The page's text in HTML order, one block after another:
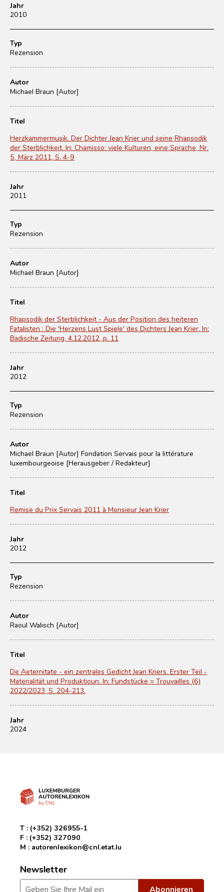
Jahr
2010
Typ
Rezension
Autor
Michael Braun [Autor]
Titel
Herzkammermusik. Der Dichter Jean Krier und seine Rhapsodik
der Sterblichkeit. In: Chamisso: viele Kulturen, eine Sprache, Nr.
5, März 2011, S. 4-9
Jahr
2011
Typ
Rezension
Autor
Michael Braun [Autor]
Titel
Rhapsodik der Sterblichkeit - Aus der Position des heiteren
Fatalisten : Die 'Herzens Lust Spiele' des Dichters Jean Krier. In:
Badische Zeitung, 4.12.2012, p. 11
Jahr
2012
Typ
Rezension
Autor
Michael Braun [Autor] Fondation Servais pour la littérature
luxembourgeoise [Herausgeber / Redakteur]
Titel
Remise du Prix Servais 2011 à Monsieur Jean Krier
Jahr
2012
Typ
Rezension
Autor
Raoul Walisch [Autor]
Titel
De Aeternitate - ein zentrales Gedicht Jean Kriers. Erster Teil -
Materialität und Produktioun. In: Fundstücke = Trouvailles (6)
2022/2023, S. 204-213.
Jahr
2024
T : (+352) 326955-1
F : (+352) 327090
M : autorenlexikon@cnl.etat.lu
Newsletter